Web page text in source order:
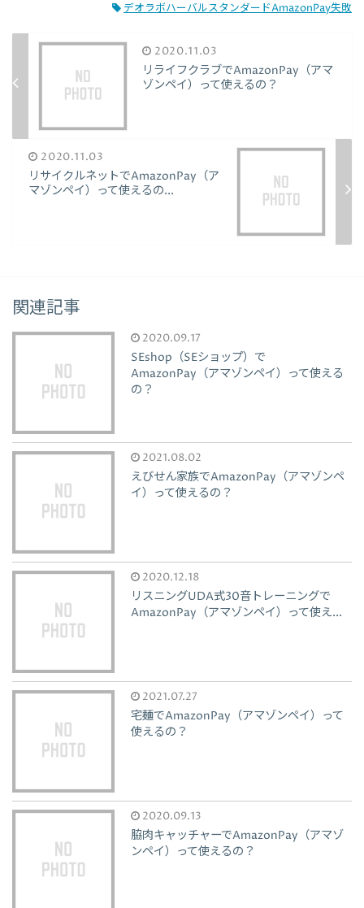
デオラボハーバルスタンダードAmazonPay失敗
2020.11.03
リライフクラブでAmazonPay（アマ
ゾンペイ）って使えるの？
2020.11.03
リサイクルネットでAmazonPay（ア
マゾンペイ）って使えるの...
関連記事
2020.09.17
SEshop（SEショップ）で
AmazonPay（アマゾンペイ）って使える
の？
2021.08.02
えびせん家族でAmazonPay（アマゾンペ
イ）って使えるの？
2020.12.18
リスニングUDA式30音トレーニングで
AmazonPay（アマゾンペイ）って使え...
2021.07.27
宅麺でAmazonPay（アマゾンペイ）って
使えるの？
2020.09.13
脇肉キャッチャーでAmazonPay（アマゾ
ンペイ）って使えるの？